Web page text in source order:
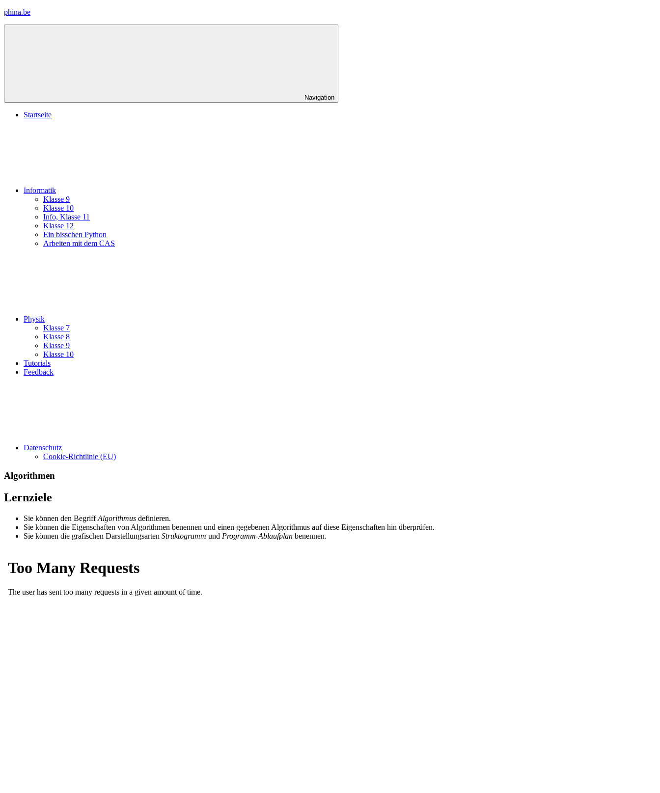
Zum
phina.be
Navigation
Startseite
Informatik
Klasse 9
Klasse 10
Info, Klasse 11
Klasse 12
Ein bisschen Python
Arbeiten mit dem CAS
Physik
Klasse 7
Klasse 8
Klasse 9
Klasse 10
Tutorials
Feedback
Datenschutz
Cookie-Richtlinie (EU)
Algorithmen
Lernziele
Sie können den BegriffAlgorithmus definieren.
Sie können die Eigenschaften von Algorithmen benennen und einen gegebenen Algorithmus auf diese Eigenschaften hin überprüfen.
Sie können die grafischen Darstellungsarten Struktogramm und Programm-Ablaufplan benennen.